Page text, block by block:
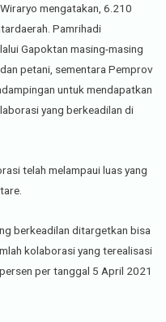
mengatakan, 6.210
Pamrihadi
Gapoktan masing-masing
petani, sementara Pemprov
untuk mendapatkan
yang berkeadilan di
telah melampaui luas yang
berkeadilan ditargetkan bisa
kolaborasi yang terealisasi
per tanggal 5 April 2021